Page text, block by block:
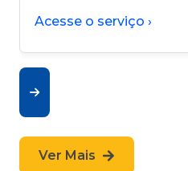
Acesse o serviço ›
Ver Mais